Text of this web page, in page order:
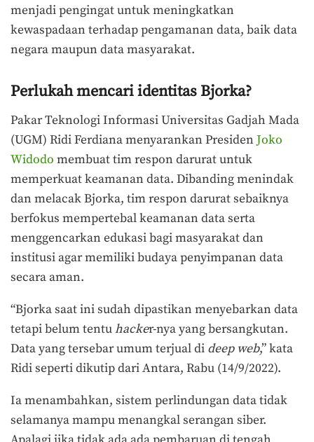
menjadi pengingat untuk meningkatkan
kewaspadaan terhadap pengamanan data, baik data
negara maupun data masyarakat.
Perlukah mencari identitas Bjorka?
Pakar Teknologi Informasi Universitas Gadjah Mada
(UGM) Ridi Ferdiana menyarankan PresidenJoko
Widodo membuat tim respon darurat untuk
memperkuat keamanan data. Dibanding menindak
dan melacak Bjorka, tim respon darurat sebaiknya
berfokus mempertebal keamanan data serta
menggencarkan edukasi bagi masyarakat dan
institusi agar memiliki budaya penyimpanan data
secara aman.
“Bjorka saat ini sudah dipastikan menyebarkan data
tetapi belum tentuhacker-nya yang bersangkutan.
Data yang tersebar umum terjual di deep web,” kata
Ridi seperti dikutip dari Antara, Rabu (14/9/2022).
Ia menambahkan, sistem perlindungan data tidak
selamanya mampu menangkal serangan siber.